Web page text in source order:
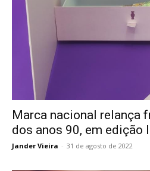
Marca nacional relança
dos anos 90, em edição
Jander Vieira - 31 de agosto de 2022